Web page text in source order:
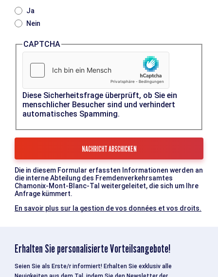
Ja
Nein
CAPTCHA
Diese Sicherheitsfrage überprüft, ob Sie ein
menschlicher Besucher sind und verhindert
automatisches Spamming.
Die in diesem Formular erfassten Informationen werden an
die interne Abteilung des Fremdenverkehrsamtes
Chamonix-Mont-Blanc-Tal weitergeleitet, die sich um Ihre
Anfrage kümmert.
En savoir plus sur la gestion de vos données et vos droits.
Erhalten Sie personalisierte Vorteilsangebote!
Seien Sie als Erste/r informiert! Erhalten Sie exklusiv alle